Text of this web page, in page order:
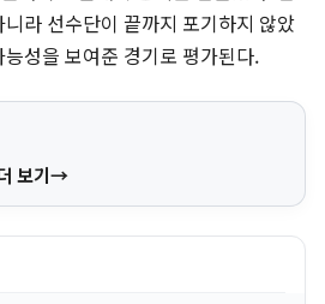
라 선수단이 끝까지 포기하지 않았
성을 보여준 경기로 평가된다.
보기